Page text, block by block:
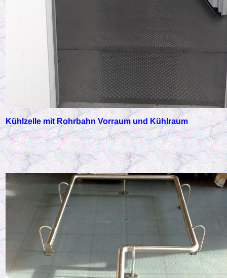
Kühlzelle mit Rohrbahn Vorraum und Kühlraum